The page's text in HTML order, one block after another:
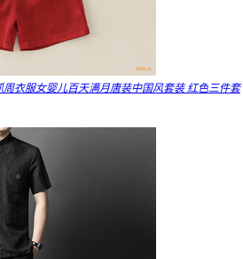
衣服女婴儿百天满月唐装中国风套装 红色三件套